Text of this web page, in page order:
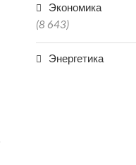
Экономика
(8 643)
Энергетика